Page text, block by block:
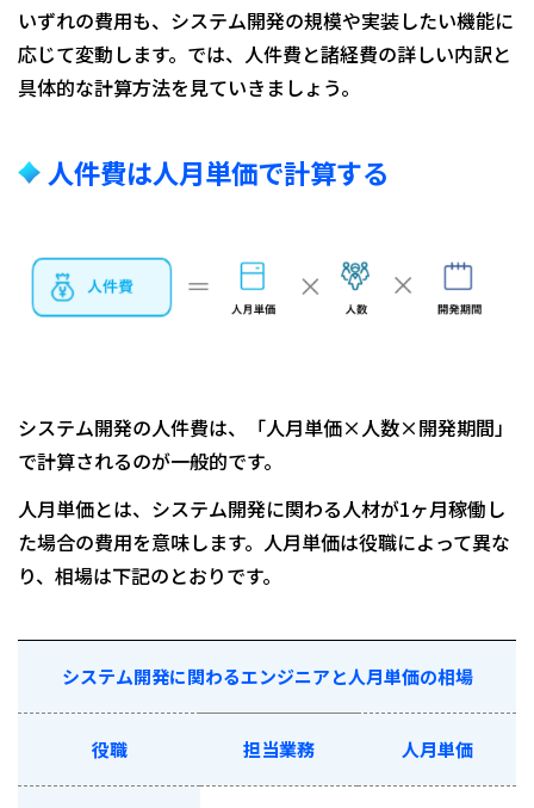
いずれの費用も、システム開発の規模や実装したい機能に
応じて変動します。では、人件費と諸経費の詳しい内訳と
具体的な計算方法を見ていきましょう。
人件費は人月単価で計算する
システム開発の人件費は、「人月単価×人数×開発期間」
で計算されるのが一般的です。
人月単価とは、システム開発に関わる人材が1ヶ月稼働し
た場合の費用を意味します。人月単価は役職によって異な
り、相場は下記のとおりです。
システム開発に関わるエンジニアと人月単価の相場
役職 担当業務 人月単価